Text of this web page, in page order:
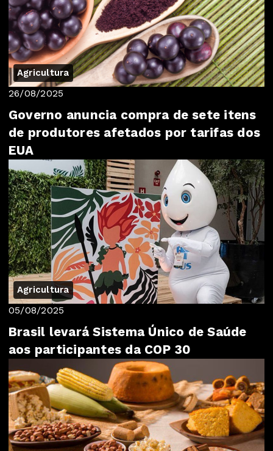
Agricultura
26/08/2025
Governo anuncia compra de sete itens
de produtores afetados por tarifas dos
EUA
Agricultura
05/08/2025
Brasil levará Sistema Único de Saúde
aos participantes da COP 30